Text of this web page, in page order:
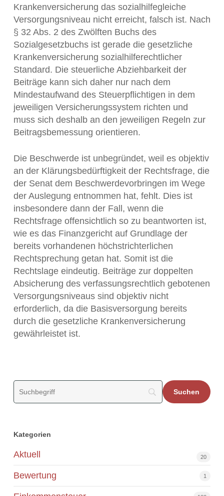
Krankenversicherung das sozialhilfegleiche
Versorgungsniveau nicht erreicht, falsch ist. Nach
§ 32 Abs. 2 des Zwölften Buchs des
Sozialgesetzbuchs ist gerade die gesetzliche
Krankenversicherung sozialhilferechtlicher
Standard. Die steuerliche Abziehbarkeit der
Beiträge kann sich daher nur nach dem
Mindestaufwand des Steuerpflichtigen in dem
jeweiligen Versicherungssystem richten und
muss sich deshalb an den jeweiligen Regeln zur
Beitragsbemessung orientieren.
Die Beschwerde ist unbegründet, weil es objektiv
an der Klärungsbedürftigkeit der Rechtsfrage, die
der Senat dem Beschwerdevorbringen im Wege
der Auslegung entnommen hat, fehlt. Dies ist
insbesondere dann der Fall, wenn die
Rechtsfrage offensichtlich so zu beantworten ist,
wie es das Finanzgericht auf Grundlage der
bereits vorhandenen höchstrichterlichen
Rechtsprechung getan hat. Somit ist die
Rechtslage eindeutig. Beiträge zur doppelten
Absicherung des verfassungsrechtlich gebotenen
Versorgungsniveaus sind objektiv nicht
erforderlich, da die Basisversorgung bereits
durch die gesetzliche Krankenversicherung
gewährleistet ist.
Kategorien
Aktuell 20
Bewertung 1